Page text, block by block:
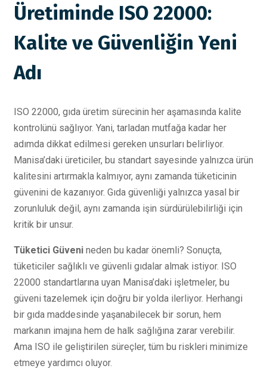
Üretiminde ISO 22000:
Kalite ve Güvenliğin Yeni
Adı
ISO 22000, gıda üretim sürecinin her aşamasında kalite
kontrolünü sağlıyor. Yani, tarladan mutfağa kadar her
adımda dikkat edilmesi gereken unsurları belirliyor.
Manisa’daki üreticiler, bu standart sayesinde yalnızca ürün
kalitesini artırmakla kalmıyor, aynı zamanda tüketicinin
güvenini de kazanıyor. Gıda güvenliği yalnızca yasal bir
zorunluluk değil, aynı zamanda işin sürdürülebilirliği için
kritik bir unsur.
Tüketici Güveni neden bu kadar önemli? Sonuçta,
tüketiciler sağlıklı ve güvenli gıdalar almak istiyor. ISO
22000 standartlarına uyan Manisa’daki işletmeler, bu
güveni tazelemek için doğru bir yolda ilerliyor. Herhangi
bir gıda maddesinde yaşanabilecek bir sorun, hem
markanın imajına hem de halk sağlığına zarar verebilir.
Ama ISO ile geliştirilen süreçler, tüm bu riskleri minimize
etmeye yardımcı oluyor.